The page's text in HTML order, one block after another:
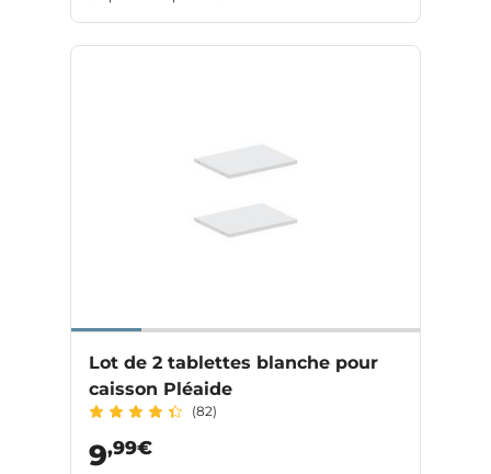
Lot de 2 tablettes blanche pour
caisson Pléaide
(82)
9,99€